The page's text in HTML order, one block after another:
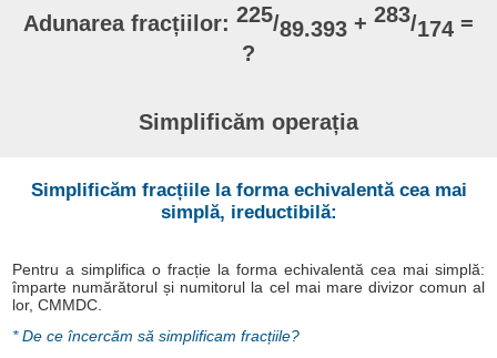
Adunarea fracțiilor: 225/89.393 + 283/174 =
?
Simplificăm operația
Simplificăm fracțiile la forma echivalentă cea mai
simplă, ireductibilă:
Pentru a simplifica o fracție la forma echivalentă cea mai simplă:
împarte numărătorul și numitorul la cel mai mare divizor comun al
lor, CMMDC.
* De ce încercăm să simplificam fracțiile?